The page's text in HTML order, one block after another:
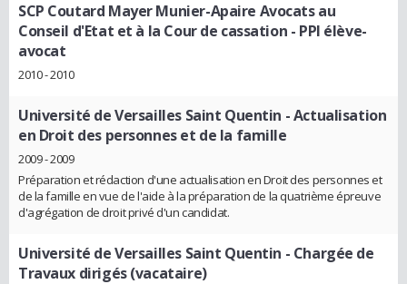
SCP Coutard Mayer Munier-Apaire Avocats au
Conseil d'Etat et à la Cour de cassation - PPI élève-
avocat
2010 - 2010
Université de Versailles Saint Quentin - Actualisation
en Droit des personnes et de la famille
2009 - 2009
Préparation et rédaction d'une actualisation en Droit des personnes et
de la famille en vue de l'aide à la préparation de la quatrième épreuve
d'agrégation de droit privé d'un candidat.
Université de Versailles Saint Quentin - Chargée de
Travaux dirigés (vacataire)